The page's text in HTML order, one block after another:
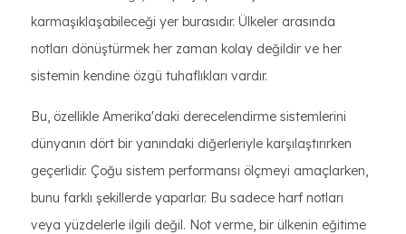
karmaşıklaşabileceği yer burasıdır. Ülkeler arasında
notları dönüştürmek her zaman kolay değildir ve her
sistemin kendine özgü tuhaflıkları vardır.
Bu, özellikle Amerika'daki derecelendirme sistemlerini
dünyanın dört bir yanındaki diğerleriyle karşılaştırırken
geçerlidir. Çoğu sistem performansı ölçmeyi amaçlarken,
bunu farklı şekillerde yaparlar. Bu sadece harf notları
veya yüzdelerle ilgili değil. Not verme, bir ülkenin eğitime